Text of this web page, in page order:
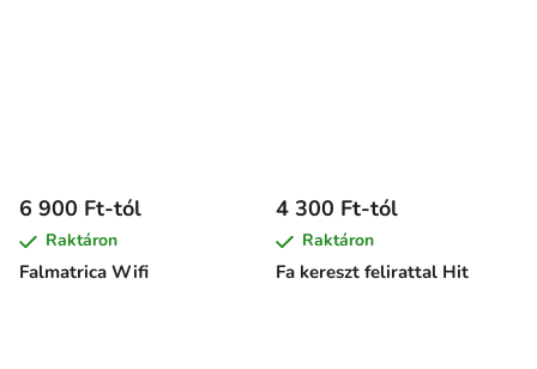
Falmatrica Wifi
6 900 Ft-tól
Raktáron
Fa kereszt felirattal Hit
4 300 Ft-tól
Raktáron